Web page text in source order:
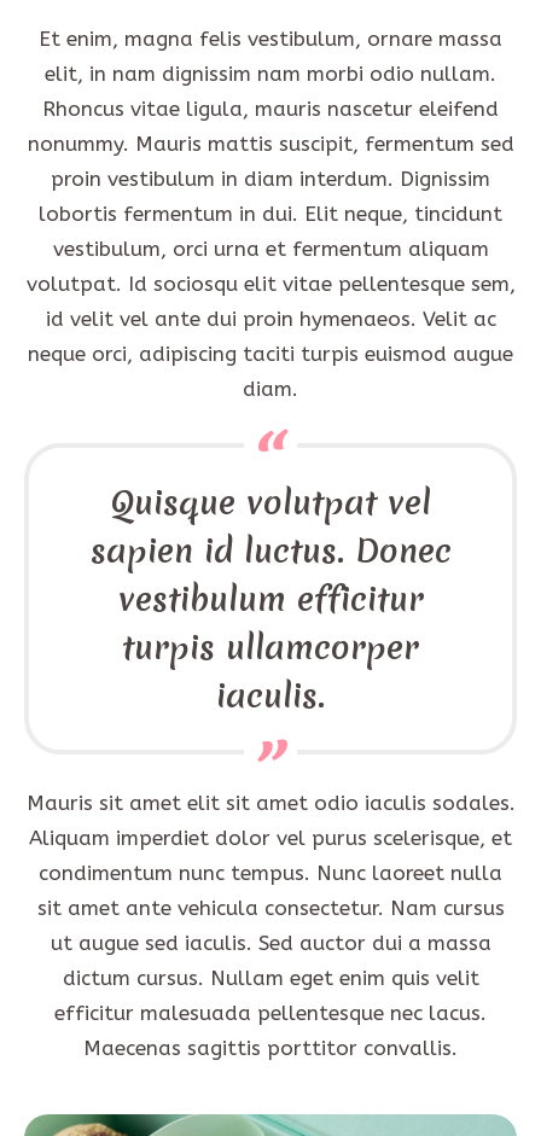
Et enim, magna felis vestibulum, ornare massa
elit, in nam dignissim nam morbi odio nullam.
Rhoncus vitae ligula, mauris nascetur eleifend
nonummy. Mauris mattis suscipit, fermentum sed
proin vestibulum in diam interdum. Dignissim
lobortis fermentum in dui. Elit neque, tincidunt
vestibulum, orci urna et fermentum aliquam
volutpat. Id sociosqu elit vitae pellentesque sem,
id velit vel ante dui proin hymenaeos. Velit ac
neque orci, adipiscing taciti turpis euismod augue
diam.
Quisque volutpat vel
sapien id luctus. Donec
vestibulum efficitur
turpis ullamcorper
iaculis.
Mauris sit amet elit sit amet odio iaculis sodales.
Aliquam imperdiet dolor vel purus scelerisque, et
condimentum nunc tempus. Nunc laoreet nulla
sit amet ante vehicula consectetur. Nam cursus
ut augue sed iaculis. Sed auctor dui a massa
dictum cursus. Nullam eget enim quis velit
efficitur malesuada pellentesque nec lacus.
Maecenas sagittis porttitor convallis.